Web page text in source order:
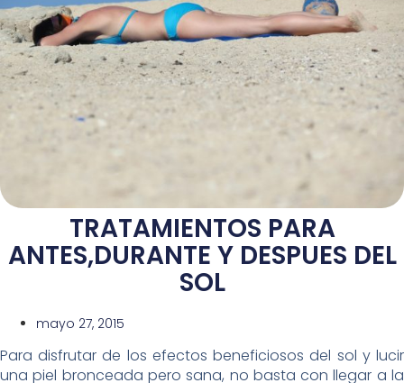
TRATAMIENTOS PARA
ANTES,DURANTE Y DESPUES DEL
SOL
mayo 27, 2015
Para disfrutar de los efectos beneficiosos del sol y lucir
una piel bronceada pero sana, no basta con llegar a la